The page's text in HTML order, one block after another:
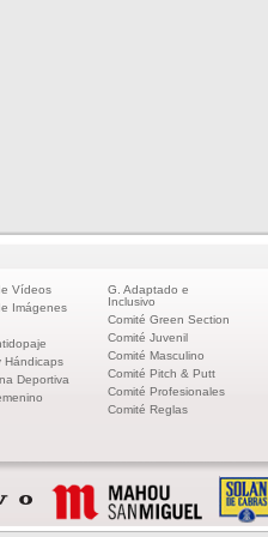
Vídeos
Imágenes
Hándicaps
Deportiva
G. Adaptado e
Inclusivo
Comité Green Section
Comité Juvenil
Comité Masculino
Comité Pitch & Putt
Comité Profesionales
Comité Reglas